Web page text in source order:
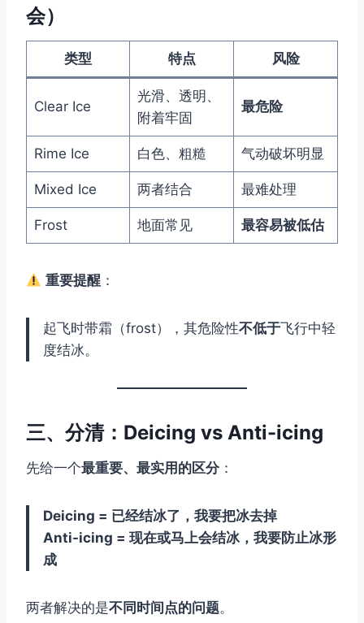
会）
类型 特点 风险
Clear Ice
光滑、透明、
附着牢固
最危险
Rime Ice 白色、粗糙 气动破坏明显
Mixed Ice 两者结合 最难处理
Frost 地面常见 最容易被低估
重要提醒 ：
起飞时带霜（frost），其危险性不低于飞行中轻
度结冰。
三、分清：Deicing vs Anti-icing
先给一个最重要、最实用的区分 ：
Deicing = 已经结冰了，我要把冰去掉
Anti-icing = 现在或马上会结冰，我要防止冰形
成
两者解决的是不同时间点的问题。